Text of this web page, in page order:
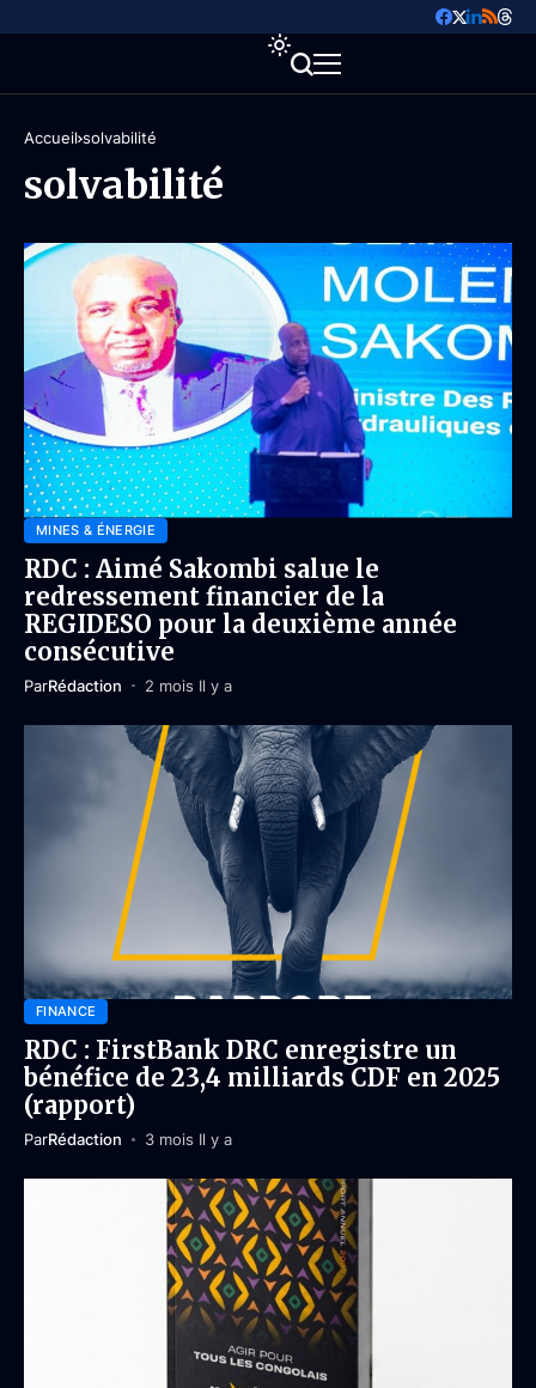
Accueil solvabilité
solvabilité
MINES & ÉNERGIE
RDC : Aimé Sakombi salue le
redressement financier de la
REGIDESO pour la deuxième année
consécutive
ParRédaction 2 mois Il y a
FINANCE
RDC : FirstBank DRC enregistre un
bénéfice de 23,4 milliards CDF en 2025
(rapport)
ParRédaction 3 mois Il y a